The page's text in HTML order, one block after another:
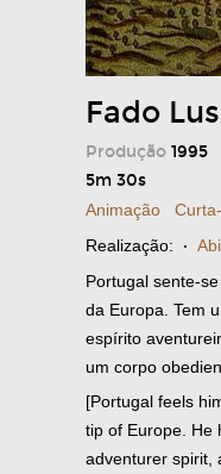
Fado
Produção 1995
5m 30s
Animação
Realização: ·
Portugal sente-
da Europa. Tem
espírito
um corpo
[Portugal feels
tip of Europe. He
adventurer spirit,